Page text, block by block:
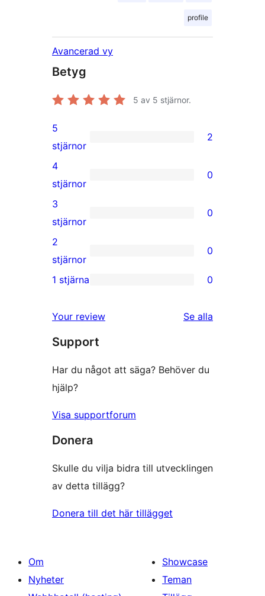
profile
Avancerad vy
Betyg
5 av 5 stjärnor.
2
5-
stjärniga
recensioner
5
stjärnor
2
0
4-
stjärniga
recensioner
4
stjärnor
0
0
3-
stjärniga
recensioner
3
stjärnor
0
0
2-
recensioner
2
stjärnor
0
stjärniga
recensioner
1 stjärna 0
Your review
Se alla
Support
Har du något att säga? Behöver du
hjälp?
Visa supportforum
Donera
Skulle du vilja bidra till utvecklingen
av detta tillägg?
Donera till det här tillägget
Om
Nyheter
Showcase
Teman